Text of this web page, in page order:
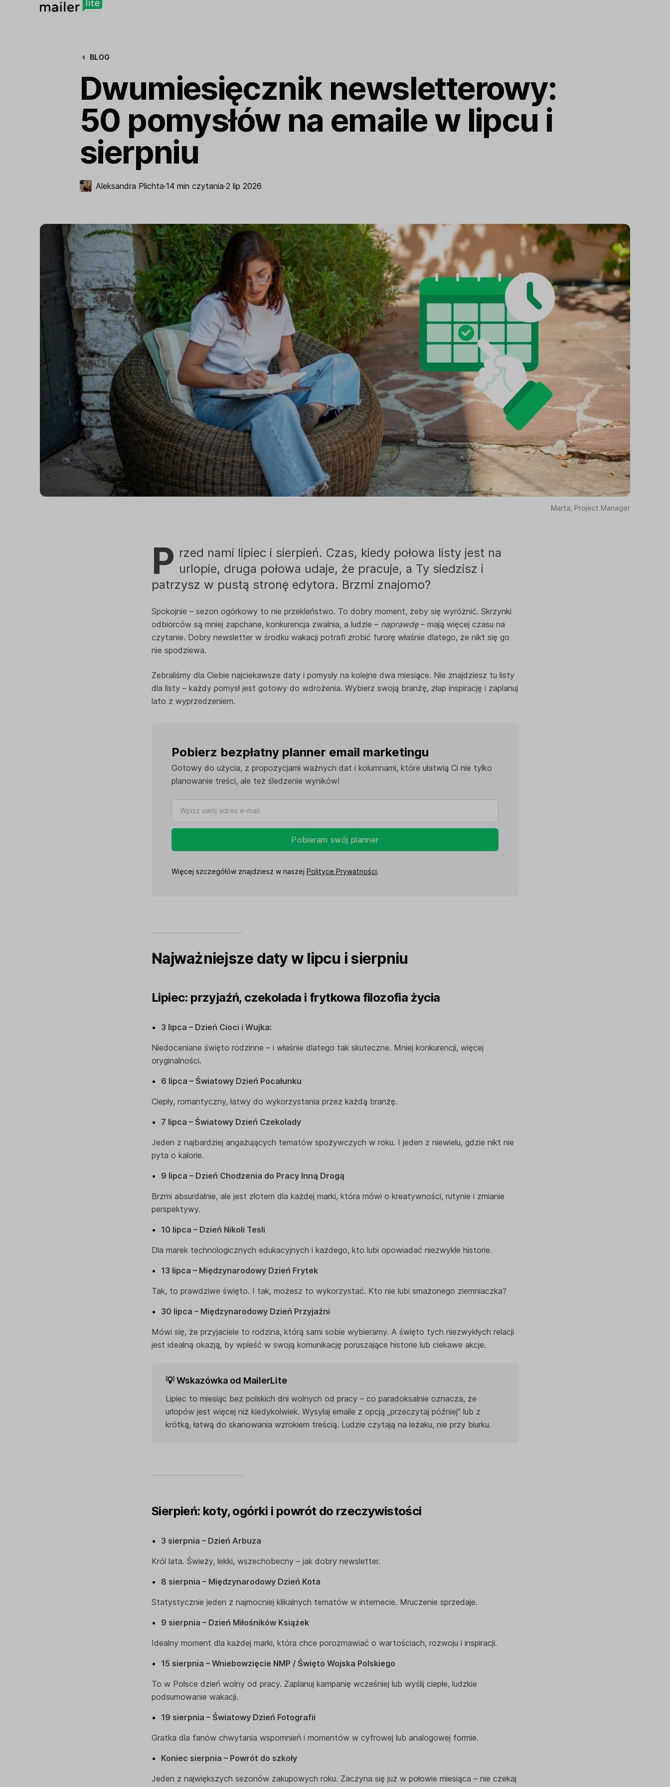
BLOG
Dwumiesięcznik newsletterowy:
50 pomysłów na emaile w lipcu i
sierpniu
Aleksandra Plichta·14 min czytania·2 lip 2026
Marta, Project Manager
P rzed nami lipiec i sierpień. Czas, kiedy połowa listy jest na
urlopie, druga połowa udaje, że pracuje, a Ty siedzisz i
patrzysz w pustą stronę edytora. Brzmi znajomo?
Spokojnie – sezon ogórkowy to nie przekleństwo. To dobry moment, żeby się wyróżnić. Skrzynki
odbiorców są mniej zapchane, konkurencja zwalnia, a ludzie – naprawdę– mają więcej czasu na
czytanie. Dobry newsletter w środku wakacji potrafi zrobić furorę właśnie dlatego, że nikt się go
nie spodziewa.
Zebraliśmy dla Ciebie najciekawsze daty i pomysły na kolejne dwa miesiące. Nie znajdziesz tu listy
dla listy – każdy pomysł jest gotowy do wdrożenia. Wybierz swoją branżę, złap inspirację i zaplanuj
lato z wyprzedzeniem.
Pobierz bezpłatny planner email marketingu
Gotowy do użycia, z propozycjami ważnych dat i kolumnami, które ułatwią Ci nie tylko
planowanie treści, ale też śledzenie wyników!
Pobieram swój planner
Więcej szczegółów znajdziesz w naszej Polityce Prywatności.
Najważniejsze daty w lipcu i sierpniu
Lipiec: przyjaźń, czekolada i frytkowa filozofia życia
3 lipca – Dzień Cioci i Wujka:
Niedoceniane święto rodzinne – i właśnie dlatego tak skuteczne. Mniej konkurencji, więcej
oryginalności.
6 lipca – Światowy Dzień Pocałunku
Ciepły, romantyczny, łatwy do wykorzystania przez każdą branżę.
7 lipca – Światowy Dzień Czekolady
Jeden z najbardziej angażujących tematów spożywczych w roku. I jeden z niewielu, gdzie nikt nie
pyta o kalorie.
9 lipca – Dzień Chodzenia do Pracy Inną Drogą
Brzmi absurdalnie, ale jest złotem dla każdej marki, która mówi o kreatywności, rutynie i zmianie
perspektywy.
10 lipca – Dzień Nikoli Tesli
Dla marek technologicznych edukacyjnych i każdego, kto lubi opowiadać niezwykłe historie.
13 lipca – Międzynarodowy Dzień Frytek
Tak, to prawdziwe święto. I tak, możesz to wykorzystać. Kto nie lubi smażonego ziemniaczka?
30 lipca – Międzynarodowy Dzień Przyjaźni
Mówi się, że przyjaciele to rodzina, którą sami sobie wybieramy. A święto tych niezwykłych relacji
jest idealną okazją, by wpleść w swoją komunikację poruszające historie lub ciekawe akcje.
💡 Wskazówka od MailerLite
Lipiec to miesiąc bez polskich dni wolnych od pracy – co paradoksalnie oznacza, że
urlopów jest więcej niż kiedykolwiek. Wysyłaj emaile z opcją „przeczytaj później" lub z
krótką, łatwą do skanowania wzrokiem treścią. Ludzie czytają na leżaku, nie przy biurku.
Sierpień: koty, ogórki i powrót do rzeczywistości
3 sierpnia – Dzień Arbuza
Król lata. Świeży, lekki, wszechobecny – jak dobry newsletter.
8 sierpnia – Międzynarodowy Dzień Kota
Statystycznie jeden z najmocniej klikalnych tematów w internecie. Mruczenie sprzedaje.
9 sierpnia – Dzień Miłośników Książek
Idealny moment dla każdej marki, która chce porozmawiać o wartościach, rozwoju i inspiracji.
15 sierpnia – Wniebowzięcie NMP / Święto Wojska Polskiego
To w Polsce dzień wolny od pracy. Zaplanuj kampanię wcześniej lub wyślij ciepłe, ludzkie
podsumowanie wakacji.
19 sierpnia – Światowy Dzień Fotografii
Gratka dla fanów chwytania wspomnień i momentów w cyfrowej lub analogowej formie.
Koniec sierpnia – Powrót do szkoły
Jeden z największych sezonów zakupowych roku. Zaczyna się już w połowie miesiąca – nie czekaj